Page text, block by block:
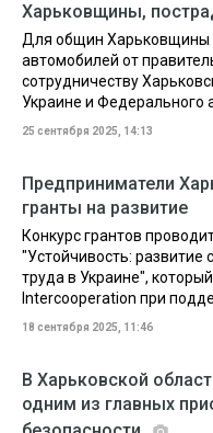
Харьковщины,
Для общин Харьковщины
автомобилей от
сотрудничеству
Украине и Федерального
25 сентября 2025, 14:13
Предприниматели
гранты на развитие
Конкурс грантов
"Устойчивость: развитие
труда в Украине",
Intercooperation при
18 сентября 2025, 11:46
В Харьковской
одним из главных